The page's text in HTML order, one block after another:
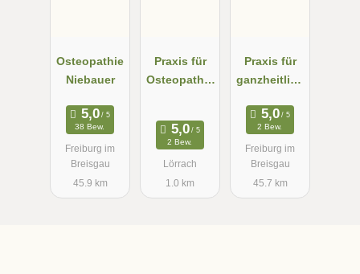
Osteopathie
Niebauer
38 Bew.
Freiburg im
Breisgau
45.9 km
Praxis für
Osteopathie
r
2 Bew.
Lörrach
1.0 km
Praxis für
ganzheitlich
Sandra
Schubert
2 Bew.
Freiburg im
Breisgau
45.7 km